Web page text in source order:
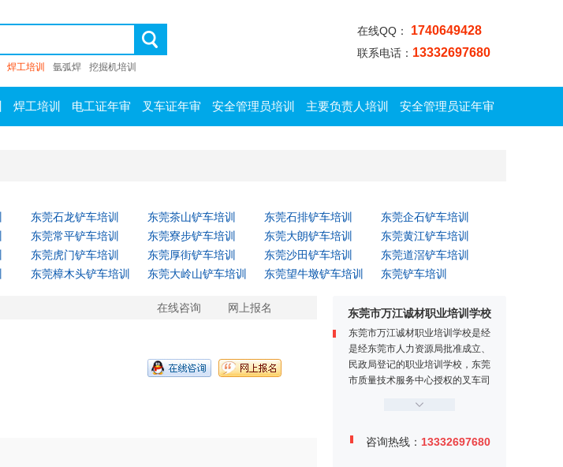
焊工培训 氩弧焊 挖掘机培训
在线QQ： 1740649428
联系电话： 13332697680
焊工培训 电工证年审 叉车证年审 安全管理员培训 主要负责人培训 安全管理员证年审
东莞石龙铲车培训 东莞茶山铲车培训 东莞石排铲车培训
东莞企石铲车培训
东莞常平铲车培训 东莞寮步铲车培训 东莞大朗铲车培训
东莞黄江铲车培训
东莞虎门铲车培训 东莞厚街铲车培训 东莞沙田铲车培训
东莞道滘铲车培训
东莞樟木头铲车培训 东莞大岭山铲车培训 东莞望牛墩铲车培训 东莞铲车培训
东莞市万江诚材职业培训学校
东莞市万江诚材职业培训学校是经
是经东莞市人力资源局批准成立、
民政局登记的职业培训学校，东莞
市质量技术服务中心授权的叉车司
师资力量雄厚，学校内设电工实训
咨询热线： 13332697680
在线咨询 网上报名